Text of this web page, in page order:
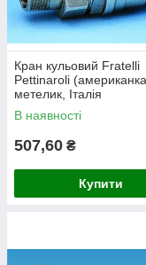
Кран кульовий Fratelli
Pettinaroli
метелик, Італія
В наявності
507,60 ₴
Купити